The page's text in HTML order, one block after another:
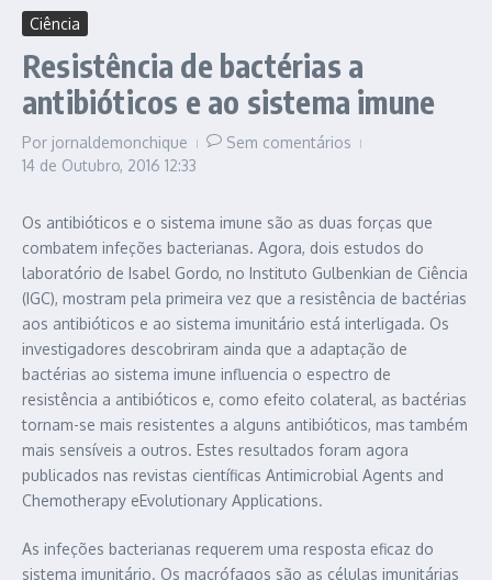
Ciência
Resistência de bactérias a
antibióticos e ao sistema imune
Por jornaldemonchique
Sem comentários
14 de Outubro, 2016 12:33
Os antibióticos e o sistema imune são as duas forças que
combatem infeções bacterianas. Agora, dois estudos do
laboratório de Isabel Gordo, no Instituto Gulbenkian de Ciência
(IGC), mostram pela primeira vez que a resistência de bactérias
aos antibióticos e ao sistema imunitário está interligada. Os
investigadores descobriram ainda que a adaptação de
bactérias ao sistema imune influencia o espectro de
resistência a antibióticos e, como efeito colateral, as bactérias
tornam-se mais resistentes a alguns antibióticos, mas também
mais sensíveis a outros. Estes resultados foram agora
publicados nas revistas científicas Antimicrobial Agents and
Chemotherapy eEvolutionary Applications.
As infeções bacterianas requerem uma resposta eficaz do
sistema imunitário. Os macrófagos são as células imunitárias